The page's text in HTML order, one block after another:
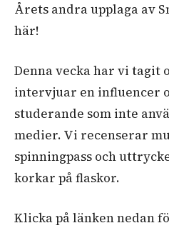
Årets andra upplaga av
här!
Denna vecka har vi tagit
intervjuar en influencer
studerande som inte
medier. Vi recenserar
spinningpass och
korkar på flaskor.
Klicka på länken nedan